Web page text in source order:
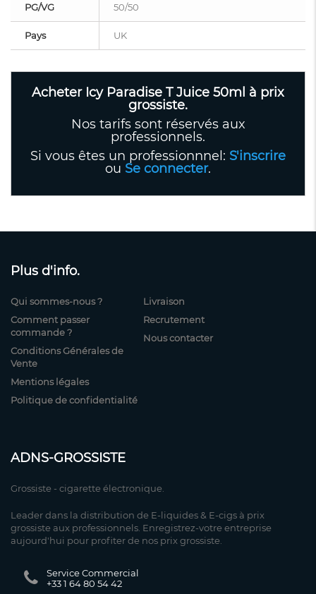
PG/VG 50/50
Pays UK
Acheter Icy Paradise T Juice 50ml à prix
grossiste.
Nos tarifs sont réservés aux
professionnels.
Si vous êtes un professionnnel: S'inscrire
ou Se connecter.
Plus d'info.
Qui sommes-nous ?
Comment passer
commande ?
Conditions Générales de
Vente
Mentions légales
Politique de confidentialité
Livraison
Recrutement
Nous contacter
ADNS-GROSSISTE
Grossiste - cigarette électronique.
Leader dans la distribution de E-liquides & E-cigs à prix
grossiste aux professionnels. Enregistrez-votre entreprise
aujourd'hui pour profiter de nos prix grossiste.
Service Commercial
+33 1 64 80 54 42